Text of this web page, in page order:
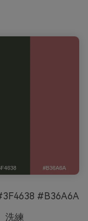
#B36A6A
洗練